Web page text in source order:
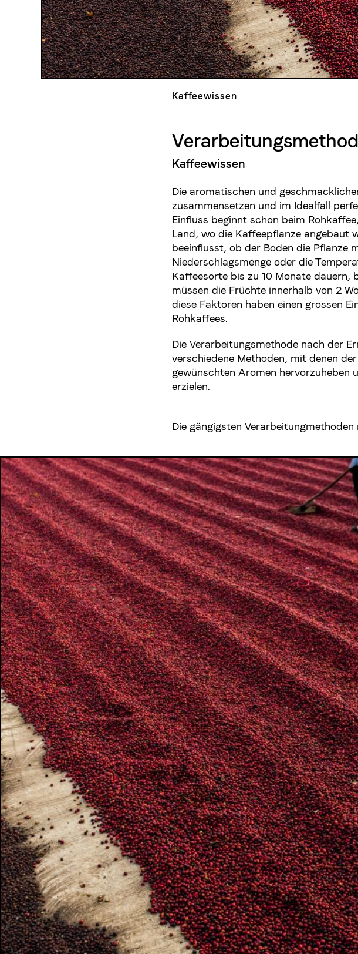
Kaffeewissen
Kaffeewissen
Die aromatischen und
zusammensetzen und im Idealfall
Einfluss beginnt schon beim
Land, wo die Kaffeepflanze angebaut
beeinflusst, ob der Boden die Pflanze
Niederschlagsmenge oder die
Kaffeesorte bis zu 10 Monate dauern,
müssen die Früchte innerhalb von 2
diese Faktoren haben einen grossen
Rohkaffees.
Die Verarbeitungsmethode nach der
verschiedene Methoden, mit denen
gewünschten Aromen hervorzuheben
erzielen.
Die gängigsten